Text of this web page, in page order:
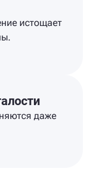
истощает
даже